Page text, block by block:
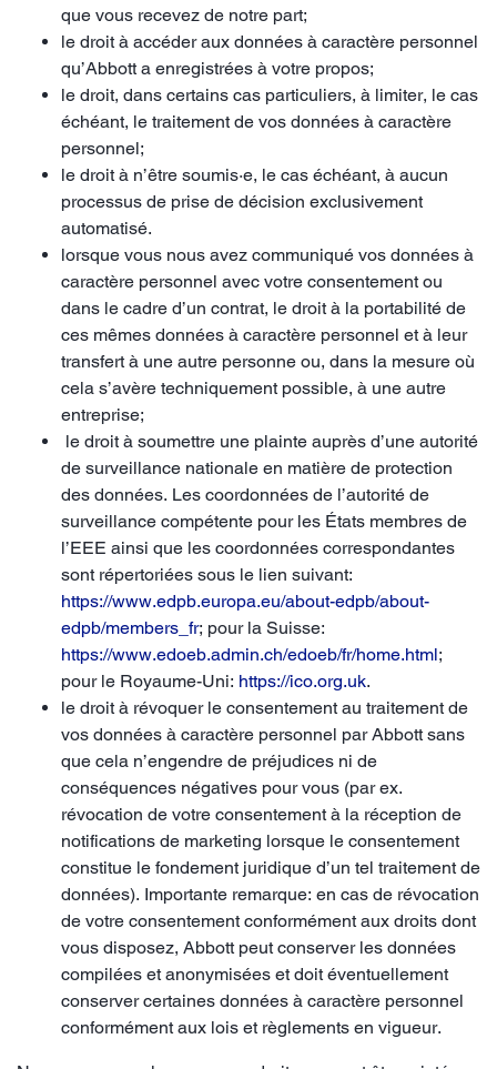
que vous recevez de notre part;
le droit à accéder aux données à caractère personnel
qu’Abbott a enregistrées à votre propos;
le droit, dans certains cas particuliers, à limiter, le cas
échéant, le traitement de vos données à caractère
personnel;
le droit à n’être soumis·e, le cas échéant, à aucun
processus de prise de décision exclusivement
automatisé.
lorsque vous nous avez communiqué vos données à
caractère personnel avec votre consentement ou
dans le cadre d’un contrat, le droit à la portabilité de
ces mêmes données à caractère personnel et à leur
transfert à une autre personne ou, dans la mesure où
cela s’avère techniquement possible, à une autre
entreprise;
le droit à soumettre une plainte auprès d’une autorité
de surveillance nationale en matière de protection
des données. Les coordonnées de l’autorité de
surveillance compétente pour les États membres de
l’EEE ainsi que les coordonnées correspondantes
sont répertoriées sous le lien suivant:
https://www.edpb.europa.eu/about-edpb/about-
edpb/members_fr; pour la Suisse:
https://www.edoeb.admin.ch/edoeb/fr/home.html;
pour le Royaume-Uni: https://ico.org.uk.
le droit à révoquer le consentement au traitement de
vos données à caractère personnel par Abbott sans
que cela n’engendre de préjudices ni de
conséquences négatives pour vous (par ex.
révocation de votre consentement à la réception de
notifications de marketing lorsque le consentement
constitue le fondement juridique d’un tel traitement de
données). Importante remarque: en cas de révocation
de votre consentement conformément aux droits dont
vous disposez, Abbott peut conserver les données
compilées et anonymisées et doit éventuellement
conserver certaines données à caractère personnel
conformément aux lois et règlements en vigueur.